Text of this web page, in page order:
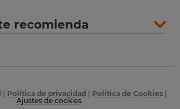
recomienda
Política de privacidad Política de Cookies|
Ajustes de cookies